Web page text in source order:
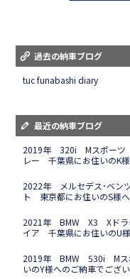
過去の納車ブログ
tuc funabashi diary
最近の納車ブログ
2019年 320i Mスポーツ
レー 千葉県にお住いのK様
2022年 メルセデス･ベ
ト 東京都にお住いのS様へ
2021年 BMW X3 Xドラ
イア 千葉県にお住いのU様
2019年 BMW 530i Mス
いのY様へのご納車でござい